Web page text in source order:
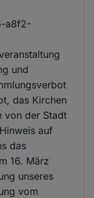
a8f2-
und
das Kirchen
von der Stadt
auf
das
16. März
unseres
vom